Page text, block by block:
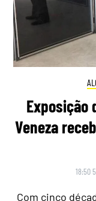
Exposição
Veneza
18:50
Com cinco